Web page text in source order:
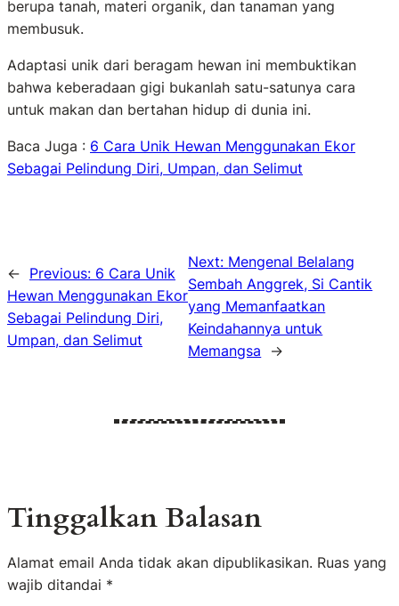
berupa tanah, materi organik, dan tanaman yang
membusuk.
Adaptasi unik dari beragam hewan ini membuktikan
bahwa keberadaan gigi bukanlah satu-satunya cara
untuk makan dan bertahan hidup di dunia ini.
Baca Juga : 6 Cara Unik Hewan Menggunakan Ekor
Sebagai Pelindung Diri, Umpan, dan Selimut
← Previous: 6 Cara Unik
Hewan Menggunakan Ekor
Sebagai Pelindung Diri,
Umpan, dan Selimut
Next: Mengenal Belalang
Sembah Anggrek, Si Cantik
yang Memanfaatkan
Keindahannya untuk
Memangsa
→
Tinggalkan Balasan
Alamat email Anda tidak akan dipublikasikan. Ruas yang
wajib ditandai *